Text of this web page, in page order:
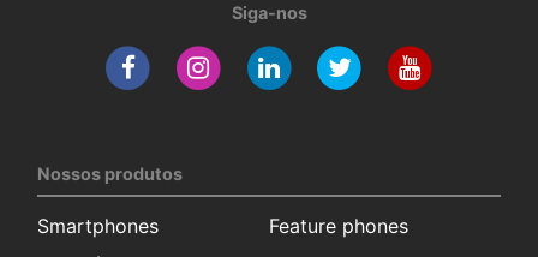
Siga-nos
Nossos produtos
Smartphones
Feature phones